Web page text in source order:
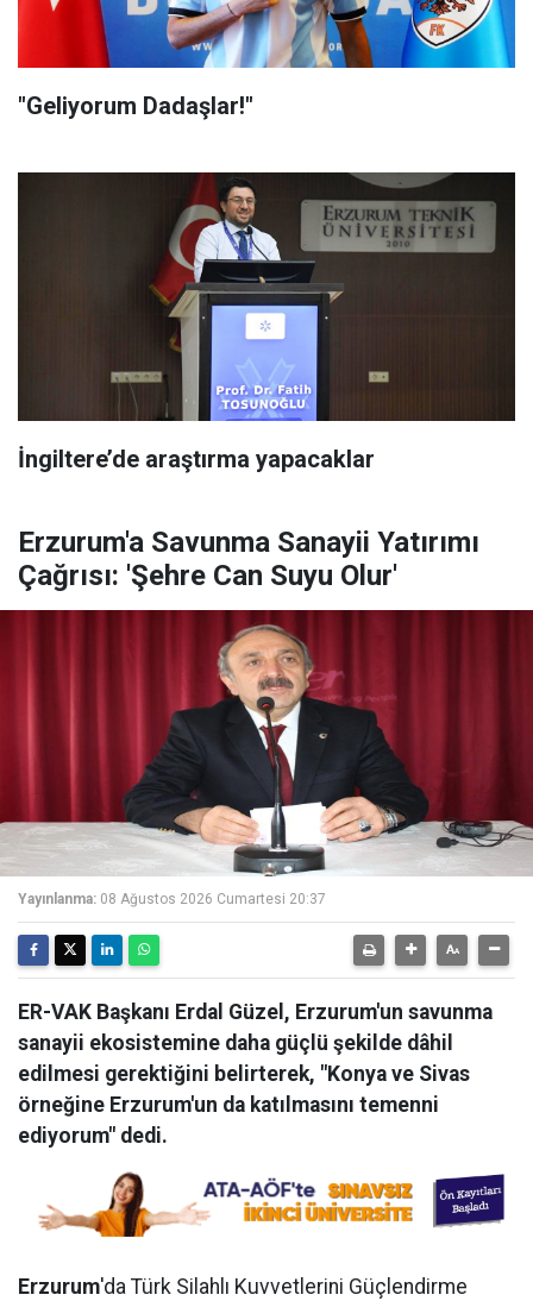
"Geliyorum Dadaşlar!"
İngiltere’de araştırma yapacaklar
Erzurum'a Savunma Sanayii Yatırımı
Çağrısı: 'Şehre Can Suyu Olur'
Yayınlanma: 08 Ağustos 2026 Cumartesi 20:37
ER-VAK Başkanı Erdal Güzel, Erzurum'un savunma
sanayii ekosistemine daha güçlü şekilde dâhil
edilmesi gerektiğini belirterek, "Konya ve Sivas
örneğine Erzurum'un da katılmasını temenni
ediyorum" dedi.
Erzurum'da Türk Silahlı Kuvvetlerini Güçlendirme